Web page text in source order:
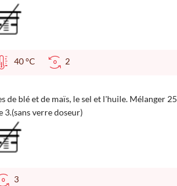
40 °C 2
de blé et de maïs, le sel et l'huile. Mélanger 25
3.(sans verre doseur)
3